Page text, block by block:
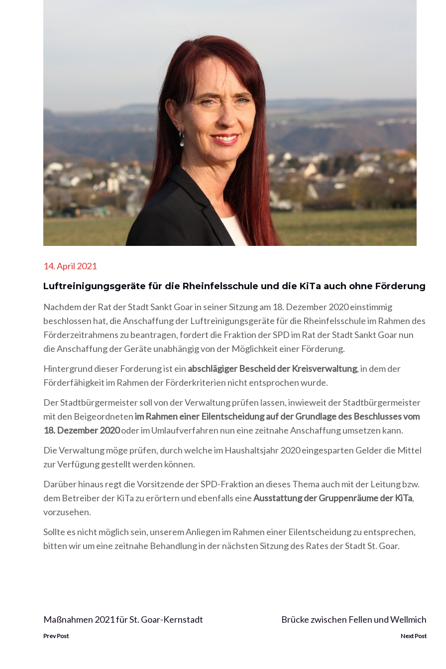
14. April 2021
Luftreinigungsgeräte für die Rheinfelsschule und die KiTa auch ohne Förderung
Nachdem der Rat der Stadt Sankt Goar in seiner Sitzung am 18. Dezember 2020 einstimmig
beschlossen hat, die Anschaffung der Luftreinigungsgeräte für die Rheinfelsschule im Rahmen des
Förderzeitrahmens zu beantragen, fordert die Fraktion der SPD im Rat der Stadt Sankt Goar nun
die Anschaffung der Geräte unabhängig von der Möglichkeit einer Förderung.
Hintergrund dieser Forderung ist ein abschlägiger Bescheid der Kreisverwaltung, in dem der
Förderfähigkeit im Rahmen der Förderkriterien nicht entsprochen wurde.
Der Stadtbürgermeister soll von der Verwaltung prüfen lassen, inwieweit der Stadtbürgermeister
mit den Beigeordnetenim Rahmen einer Eilentscheidung auf der Grundlage des Beschlusses vom
18. Dezember 2020oder im Umlaufverfahren nun eine zeitnahe Anschaffung umsetzen kann.
Die Verwaltung möge prüfen, durch welche im Haushaltsjahr 2020 eingesparten Gelder die Mittel
zur Verfügung gestellt werden können.
Darüber hinaus regt die Vorsitzende der SPD-Fraktion an dieses Thema auch mit der Leitung bzw.
dem Betreiber der KiTa zu erörtern und ebenfalls eineAusstattung der Gruppenräume der KiTa,
vorzusehen.
Sollte es nicht möglich sein, unserem Anliegen im Rahmen einer Eilentscheidung zu entsprechen,
bitten wir um eine zeitnahe Behandlung in der nächsten Sitzung des Rates der Stadt St. Goar.
B
Maßnahmen 2021 für St. Goar-Kernstadt
Prev Post
Brücke zwischen Fellen und Wellmich
Next Post